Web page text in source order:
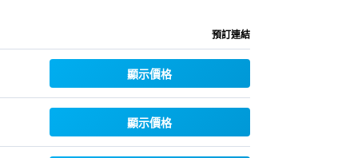
預訂連結
顯示價格
顯示價格